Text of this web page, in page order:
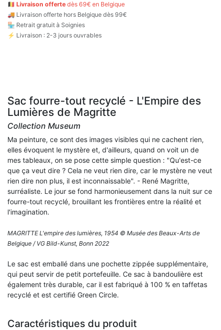
🇧🇪 Livraison offerte dès 69€ en Belgique
🚚 Livraison offerte hors Belgique dès 99€
🏪 Retrait gratuit à Soignies
⚡ Livraison : 2-3 jours ouvrables
Sac fourre-tout recyclé - L'Empire des
Lumières de Magritte
Collection Museum
Ma peinture, ce sont des images visibles qui ne cachent rien,
elles évoquent le mystère et, d'ailleurs, quand on voit un de
mes tableaux, on se pose cette simple question : "Qu'est-ce
que ça veut dire ? Cela ne veut rien dire, car le mystère ne veut
rien dire non plus, il est inconnaissable". - René Magritte,
surréaliste. Le jour se fond harmonieusement dans la nuit sur ce
fourre-tout recyclé, brouillant les frontières entre la réalité et
l'imagination.
MAGRITTE L'empire des lumières, 1954 © Musée des Beaux-Arts de
Belgique / VG Bild-Kunst, Bonn 2022
Le sac est emballé dans une pochette zippée supplémentaire,
qui peut servir de petit portefeuille. Ce sac à bandoulière est
également très durable, car il est fabriqué à 100 % en taffetas
recyclé et est certifié Green Circle.
Caractéristiques du produit